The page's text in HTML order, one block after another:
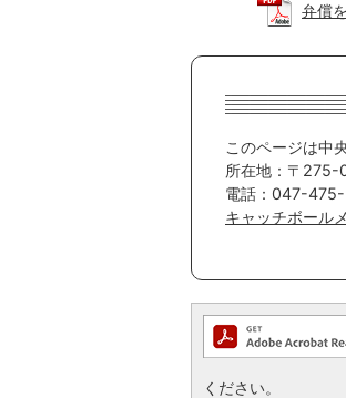
弁償
このページは中
所在地：〒275-
電話：047-
キャッチボール
ください。